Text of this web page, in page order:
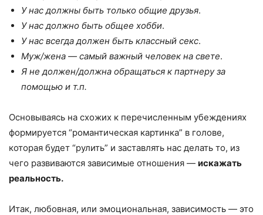
У нас должны быть только общие друзья.
У нас должно быть общее хобби.
У нас всегда должен быть классный секс.
Муж/жена — самый важный человек на свете.
Я не должен/должна обращаться к партнеру за
помощью и т.п.
Основываясь на схожих к перечисленным убеждениях
формируется “романтическая картинка” в голове,
которая будет “рулить” и заставлять нас делать то, из
чего развиваются зависимые отношения — искажать
реальность.
Итак, любовная, или эмоциональная, зависимость — это